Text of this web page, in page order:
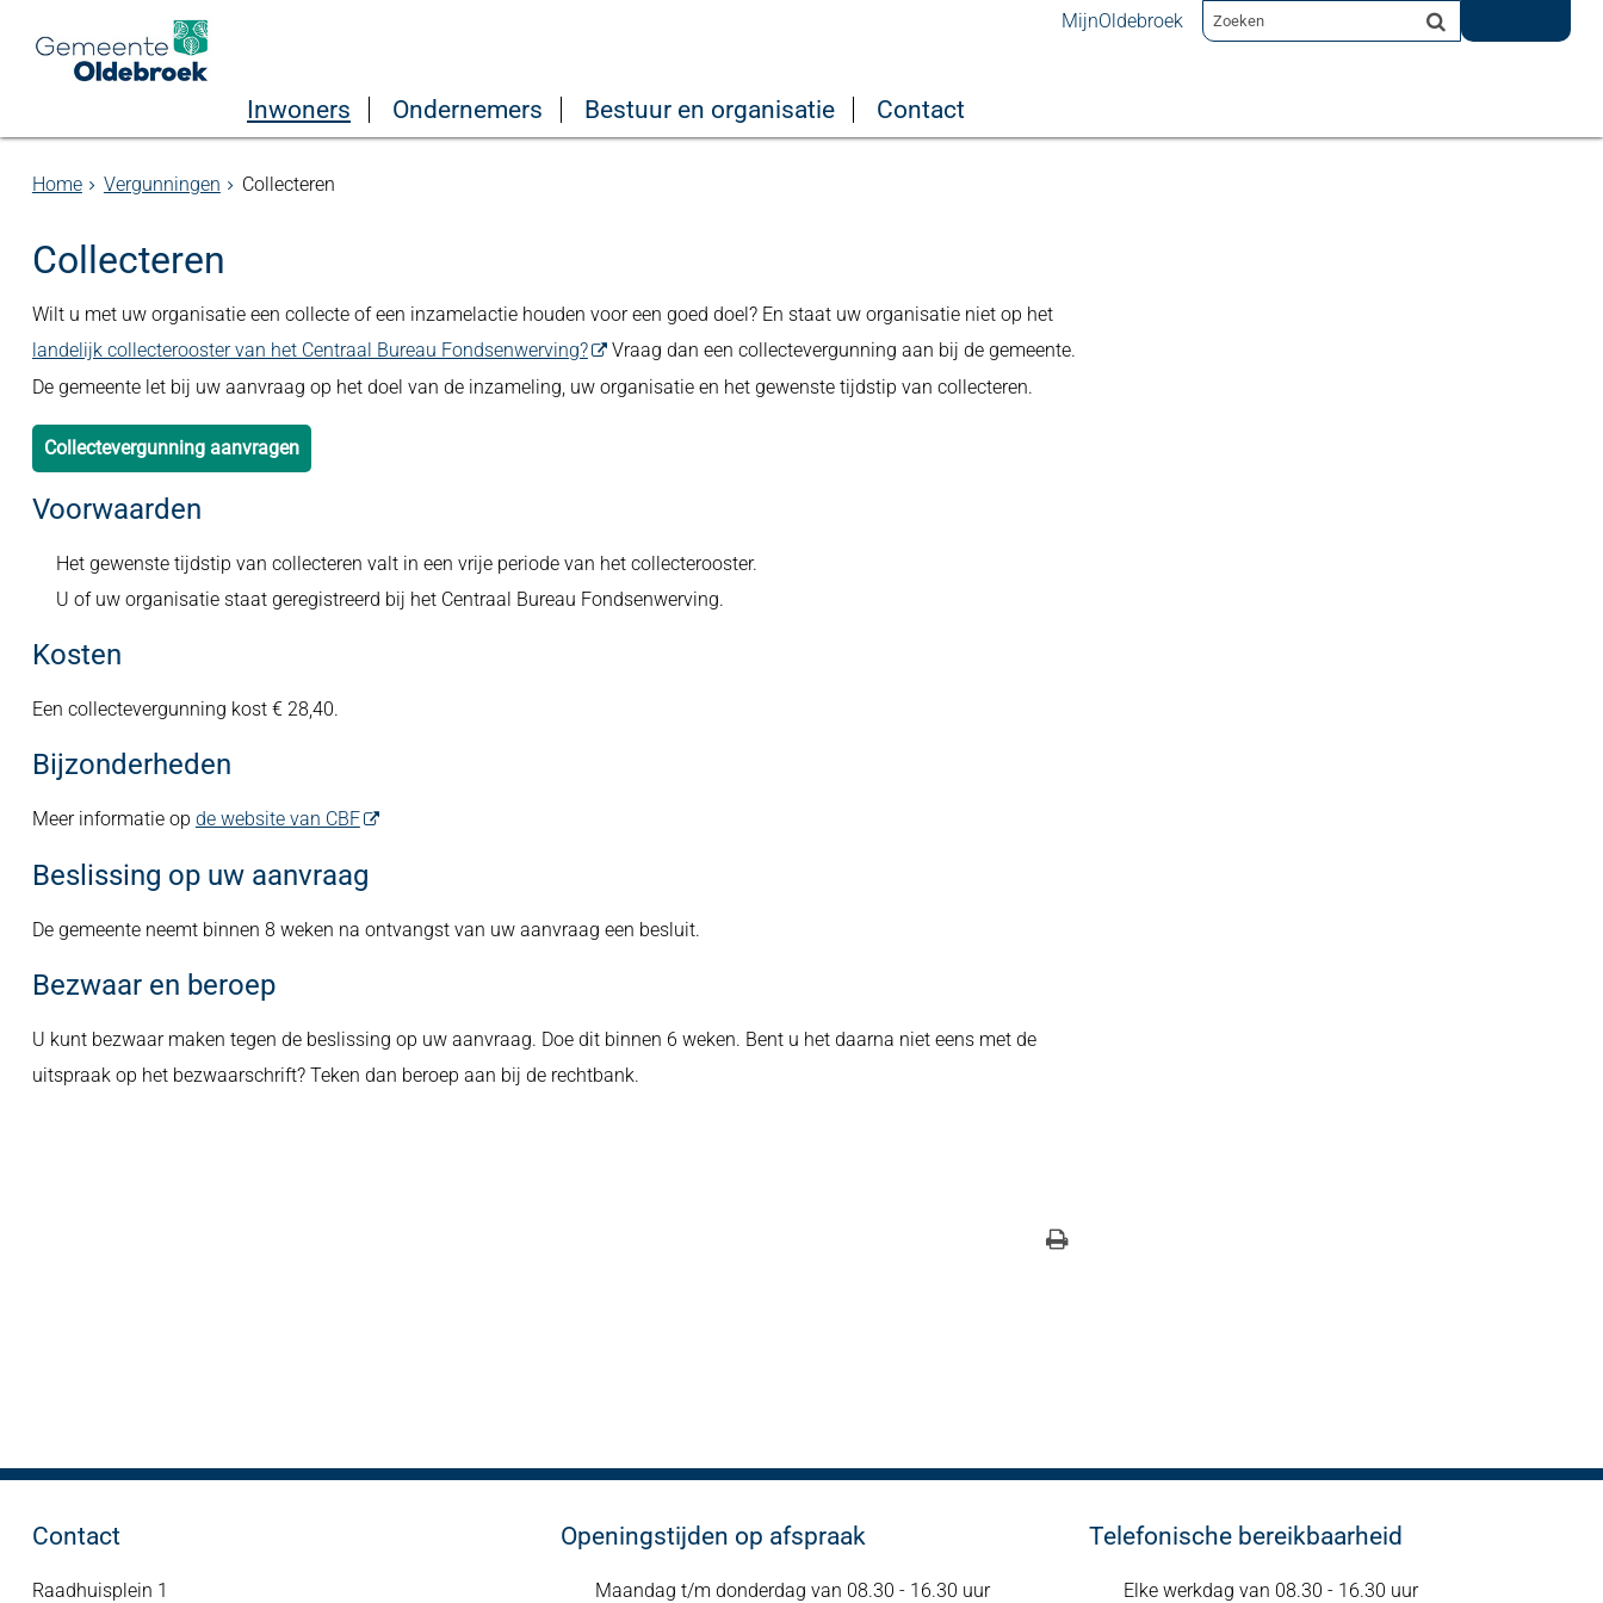
MijnOldebroek
Inwoners Ondernemers Bestuur en organisatie Contact
Home Vergunningen Collecteren
Collecteren
Wilt u met uw organisatie een collecte of een inzamelactie houden voor een goed doel? En staat uw organisatie niet op het
landelijk collecterooster van het Centraal Bureau Fondsenwerving?
Vraag dan een collectevergunning aan bij de gemeente.
De gemeente let bij uw aanvraag op het doel van de inzameling, uw organisatie en het gewenste tijdstip van collecteren.
Collectevergunning aanvragen
Voorwaarden
Het gewenste tijdstip van collecteren valt in een vrije periode van het collecterooster.
U of uw organisatie staat geregistreerd bij het Centraal Bureau Fondsenwerving.
Kosten
Een collectevergunning kost € 28,40.
Bijzonderheden
Meer informatie op de website van CBF
Beslissing op uw aanvraag
De gemeente neemt binnen 8 weken na ontvangst van uw aanvraag een besluit.
Bezwaar en beroep
U kunt bezwaar maken tegen de beslissing op uw aanvraag. Doe dit binnen 6 weken. Bent u het daarna niet eens met de
uitspraak op het bezwaarschrift? Teken dan beroep aan bij de rechtbank.
Contact
Raadhuisplein 1
Openingstijden op afspraak
Maandag t/m donderdag van 08.30 - 16.30 uur
Telefonische bereikbaarheid
Elke werkdag van 08.30 - 16.30 uur